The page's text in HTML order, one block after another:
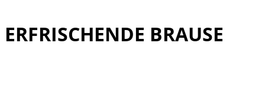
ERFRISCHENDE BRAUSE